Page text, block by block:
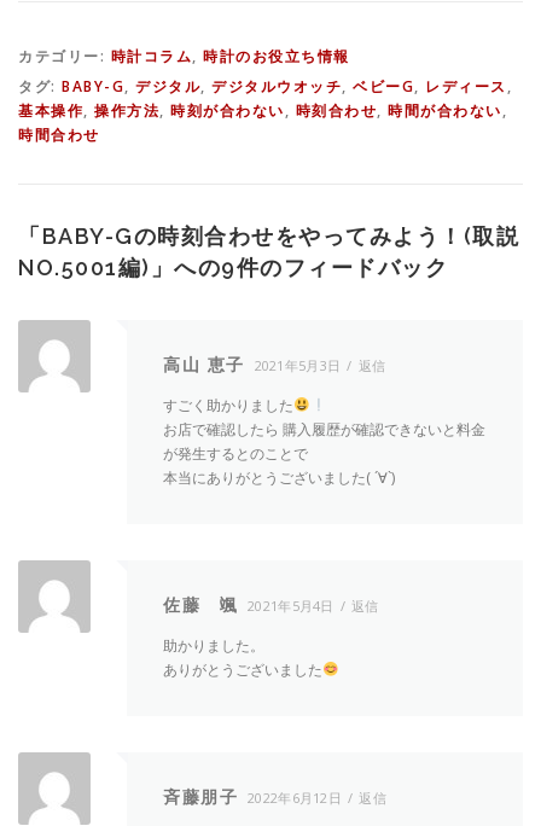
カテゴリー: 時計コラム, 時計のお役立ち情報
タグ: BABY-G, デジタル, デジタルウオッチ, ベビーG, レディース ,
基本操作, 操作方法, 時刻が合わない, 時刻合わせ, 時間が合わない,
時間合わせ
「BABY-Gの時刻合わせをやってみよう！(取説
NO.5001編) 」への9件のフィードバック
高山 恵子 2021年5月3日 返信
すごく助かりました
お店で確認したら 購入履歴が確認できないと料金
が発生するとのことで
本当にありがとうございました( ´∀`)
佐藤 颯 2021年5月4日 返信
助かりました。
ありがとうございました
斉藤朋子 2022年6月12日 返信